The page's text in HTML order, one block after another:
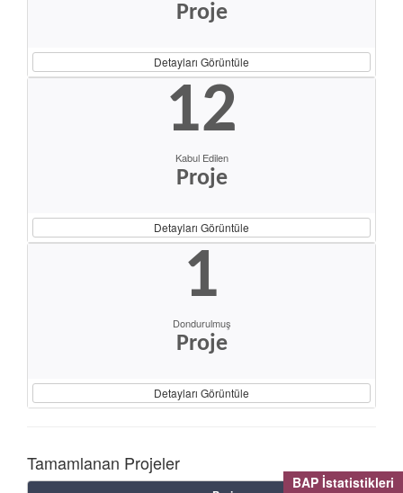
BAP İstatistikleri
Proje
Detayları Görüntüle
12
Kabul Edilen
Proje
Detayları Görüntüle
1
Dondurulmuş
Proje
Detayları Görüntüle
Tamamlanan Projeler